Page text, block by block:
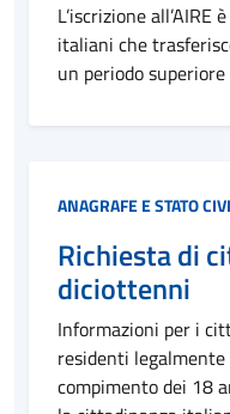
L’iscrizione
italiani che
un periodo
Categoria:
ANAGRAFE E STATO
Richiesta di
diciottenni
Informazioni per i
residenti
compimento dei 18